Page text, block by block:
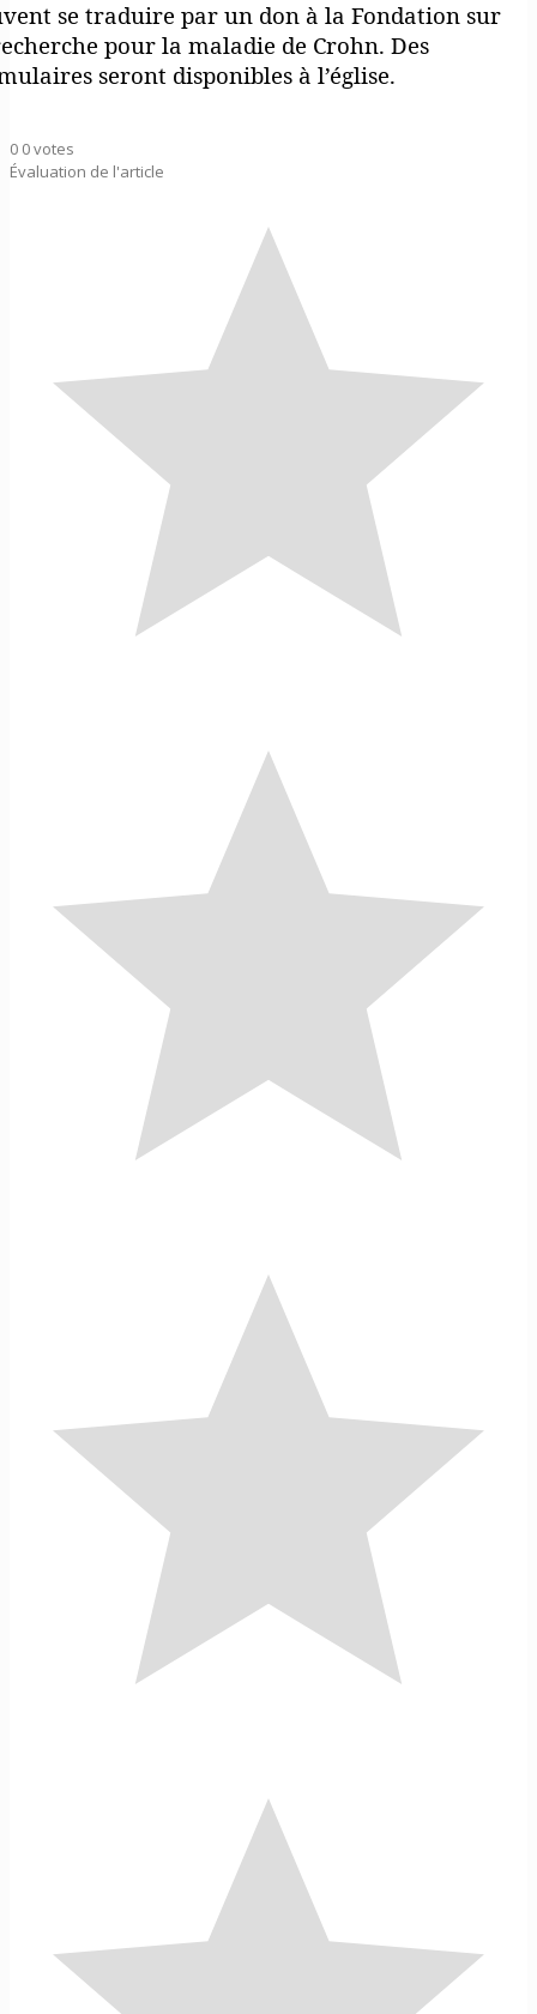
se traduire par un don à la Fondation sur
pour la maladie de Crohn. Des
seront disponibles à l’église.
0 0votes
Évaluation de l'article